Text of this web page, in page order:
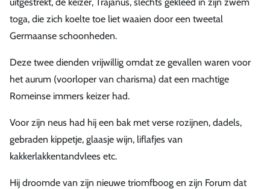
toga, die zich koelte toe liet waaien door een tweetal
Germaanse schoonheden.
Deze twee dienden vrijwillig omdat ze gevallen waren voor
het aurum (voorloper van charisma) dat een machtige
Romeinse immers keizer had.
Voor zijn neus had hij een bak met verse rozijnen, dadels,
gebraden kippetje, glaasje wijn, liflafjes van
kakkerlakkentandvlees etc.
Hij droomde van zijn nieuwe triomfboog en zijn Forum dat